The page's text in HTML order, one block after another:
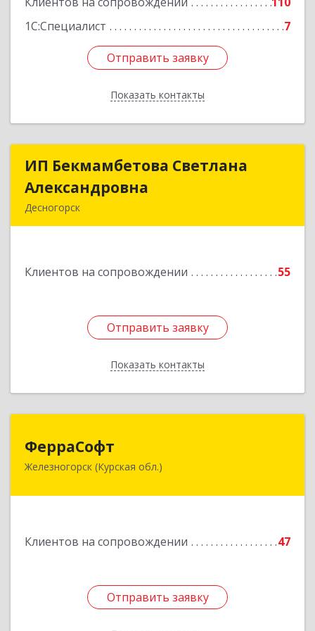
1С:Специалист
7
Отправить заявку
Показать контакты
Отправить заявку
Назад
ИП Бекмамбетова Светлана
Александровна
Десногорск
Клиентов на сопровождении 55
Отправить заявку
Показать контакты
ИП Бекмамбетова Светлана
Подробнее
Отправить заявку
Назад
ФерраСофт
Железногорск (Курская обл.)
Клиентов на сопровождении 47
Отправить заявку
307179, Курская обл, Железногорск г, Ленина ул,
Отправить заявку